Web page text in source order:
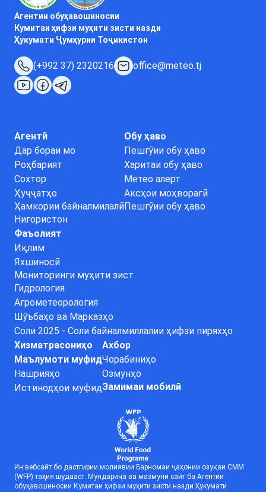
Агентии обуҳавошиносии
Кумитаи ҳифзи муҳити зисти назди
Ҳукумати Ҷумҳурии Тоҷикистон
(+992 37) 2320216 office@meteo.tj
Агентӣ
Дар бораи мо
Роҳбарият
Сохтор
Ҳуҷҷатҳо
Ҳамкории байналмилалӣ
Нигористон
Обу ҳаво
Пешгӯии обу ҳаво
Харитаи обу ҳаво
Метео алерт
Аксҳои моҳворагӣ
Пешгӯии обу ҳаво
Фаъолият
Иқлим
Яхшиносӣ
Мониторинги муҳити зист
Гидрология
Агрометеорология
Шӯъбаҳо ва Марказҳо
Соли 2025 - Соли байналмиллалии ҳифзи пиряхҳо
Хизматрасониҳо
Маълумоти муфид
Нашрияҳо
Истинодҳои муфид
Ахбор
Чорабиниҳо
Озмунҳо
Замимаи мобилӣ
Ин вебсайт бо дастгирии молиявии Барномаи ҷаҳонии озуқаи СММ
(WFP) таҳия шудааст. Мундариҷа ва мазмуни сайт ба Агентии
обуҳавошиносии Кумитаи ҳифзи муҳити зисти назди Ҳукумати